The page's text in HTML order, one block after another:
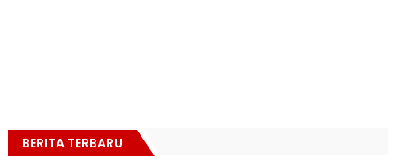
BERITA TERBARU